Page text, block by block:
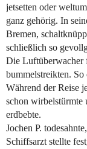
jetsetten oder
ganz gehörig. In
Bremen,
schließlich so
Die Luftüberwacher
bummelstreikten. So
Während der Reise
schon wirbelstürmte
erdbebte.
Jochen P.
Schiffsarzt stellte